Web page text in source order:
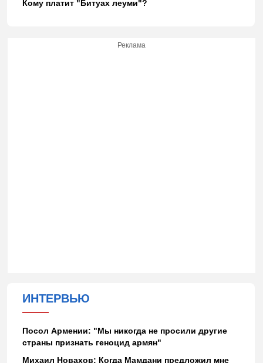
Кому платит "Битуах леуми"?
Реклама
ИНТЕРВЬЮ
Посол Армении: "Мы никогда не просили другие
страны признать геноцид армян"
Михаил Новахов: Когда Мамдани предложил мне